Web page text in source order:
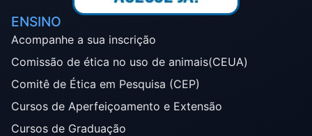
ENSINO
Acompanhe a sua inscrição
Comissão de ética no uso de animais(CEUA)
Comitê de Ética em Pesquisa (CEP)
Cursos de Aperfeiçoamento e Extensão
Cursos de Graduação